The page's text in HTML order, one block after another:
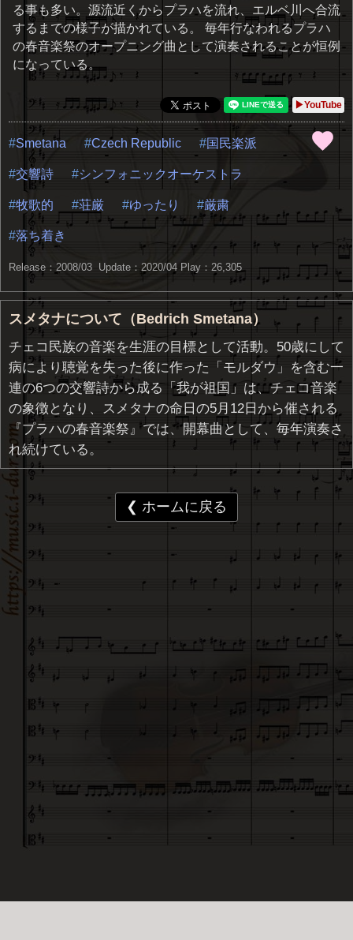
る事も多い。源流近くからプラハを流れ、エルベ川へ合流
するまでの様子が描かれている。 毎年行なわれるプラハ
の春音楽祭のオープニング曲として演奏されることが恒例
になっている。
▶YouTube
Smetana Czech Republic 国民楽派
交響詩 シンフォニックオーケストラ
牧歌的 荘厳 ゆったり 厳粛
落ち着き
Release：2008/03 Update：2020/04 Play：26,305
スメタナについて（Bedrich Smetana）
チェコ民族の音楽を生涯の目標として活動。50歳にして
病により聴覚を失った後に作った「モルダウ」を含む一
連の6つの交響詩から成る「我が祖国」は、チェコ音楽
の象徴となり、スメタナの命日の5月12日から催される
『プラハの春音楽祭』では、開幕曲として、毎年演奏さ
れ続けている。
❮ ホームに戻る